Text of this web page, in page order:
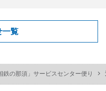
鉄の那須」サービスセンター便り
一覧